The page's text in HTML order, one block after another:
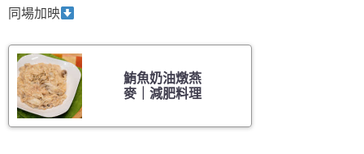
同場加映
鮪魚奶油燉燕
麥｜減肥料理